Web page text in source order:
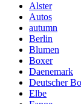
Alster
Autos
autumn
Berlin
Blumen
Boxer
Daenemark
Deutscher
Elbe